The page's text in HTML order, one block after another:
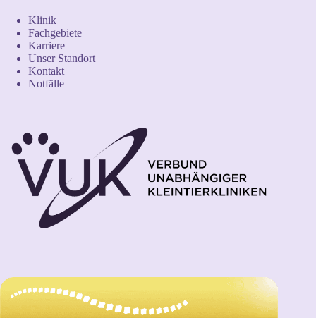
Klinik
Fachgebiete
Karriere
Unser Standort
Kontakt
Notfälle